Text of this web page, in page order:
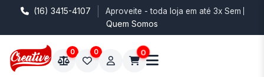
(16) 3415-4107 Aproveite - toda loja em até 3x Sem
Quem Somos
0 0 0